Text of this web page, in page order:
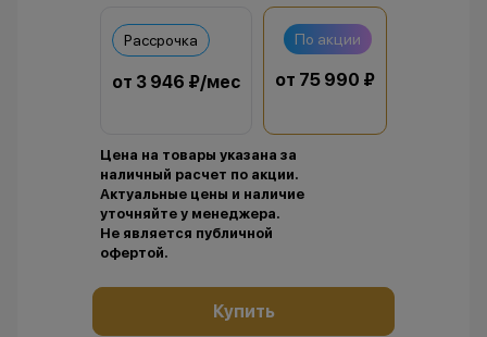
Рассрочка
от 3 946 ₽/мес
По акции
от 75 990 ₽
Цена на товары указана за
наличный расчет по акции.
Актуальные цены и наличие
уточняйте у менеджера.
Не является публичной
офертой.
Купить